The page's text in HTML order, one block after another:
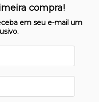
ambientecompra!
em seu e-mail um